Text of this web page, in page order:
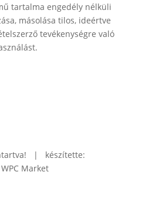
tartalma engedély nélküli
másolása tilos, ideértve
tevékenységre való
| készítette:
Market